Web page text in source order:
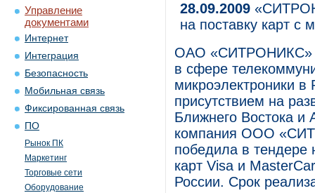
Управление
документами
Интернет
Интеграция
Безопасность
Мобильная связь
Фиксированная связь
ПО
Рынок ПК
Маркетинг
Торговые сети
Оборудование
28.09.2009
на поставку карт с
ОАО «СИТРОНИКС»
в сфере
микроэлектроники
присутствием на
Ближнего Востока и
компания ООО
победила в тендере
карт Visa и
России. Срок